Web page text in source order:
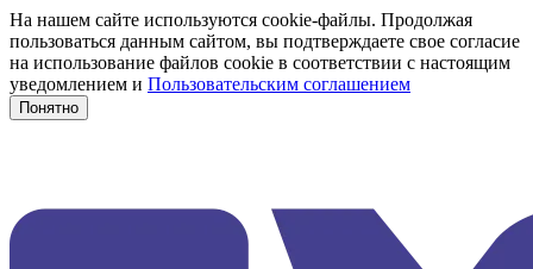
На нашем сайте используются cookie-файлы. Продолжая
пользоваться данным сайтом, вы подтверждаете свое согласие
на использование файлов cookie в соответствии с настоящим
уведомлением и Пользовательским соглашением
Понятно